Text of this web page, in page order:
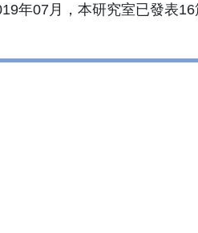
年07月，本研究室已發表16